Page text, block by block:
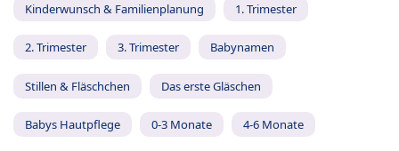
Kinderwunsch & Familienplanung 1. Trimester
2. Trimester 3. Trimester Babynamen
Stillen & Fläschchen Das erste Gläschen
Babys Hautpflege 0-3 Monate 4-6 Monate